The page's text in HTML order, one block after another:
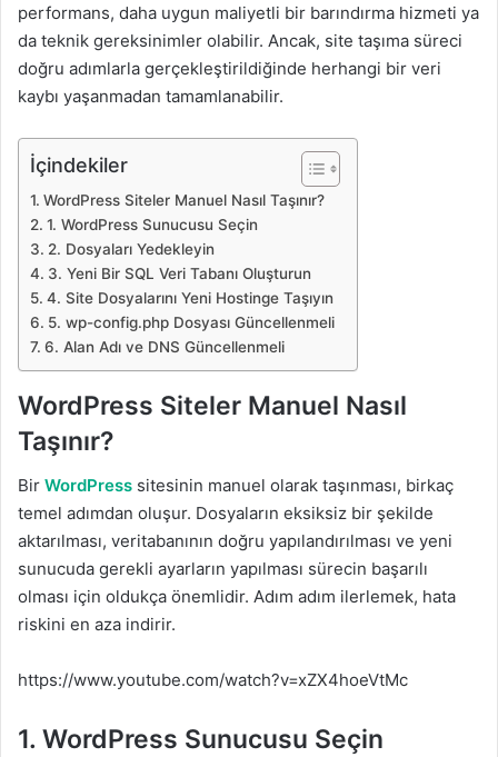
performans, daha uygun maliyetli bir barındırma hizmeti ya
da teknik gereksinimler olabilir. Ancak, site taşıma süreci
doğru adımlarla gerçekleştirildiğinde herhangi bir veri
kaybı yaşanmadan tamamlanabilir.
İçindekiler
WordPress Siteler Manuel Nasıl Taşınır?
1. WordPress Sunucusu Seçin
2. Dosyaları Yedekleyin
3. Yeni Bir SQL Veri Tabanı Oluşturun
4. Site Dosyalarını Yeni Hostinge Taşıyın
5. wp-config.php Dosyası Güncellenmeli
6. Alan Adı ve DNS Güncellenmeli
WordPress Siteler Manuel Nasıl
Taşınır?
Bir WordPress sitesinin manuel olarak taşınması, birkaç
temel adımdan oluşur. Dosyaların eksiksiz bir şekilde
aktarılması, veritabanının doğru yapılandırılması ve yeni
sunucuda gerekli ayarların yapılması sürecin başarılı
olması için oldukça önemlidir. Adım adım ilerlemek, hata
riskini en aza indirir.
https://www.youtube.com/watch?v=xZX4hoeVtMc
1. WordPress Sunucusu Seçin